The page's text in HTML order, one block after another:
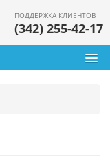
ПОДДЕРЖКА КЛИЕНТОВ
(342) 255-42-17